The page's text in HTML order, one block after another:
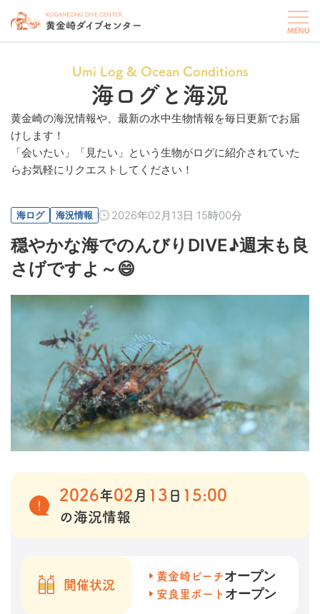
Umi Log & Ocean Conditions
海ログと海況
黄金崎の海況情報や、最新の水中生物情報を毎日更新でお届
けします！
「会いたい」「見たい」という生物がログに紹介されていた
らお気軽にリクエストしてください！
海ログ 海況情報 2026年02月13日 15時00分
穏やかな海でのんびりDIVE♪週末も良
さげですよ～😄
2026年02 月 13 日 15:00
の海況情報
開催状況
黄金崎ビーチオープン
安良里ボート オープン